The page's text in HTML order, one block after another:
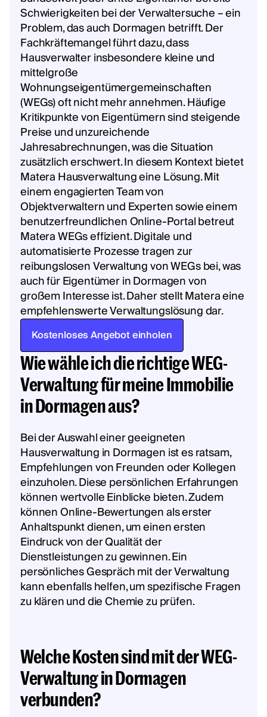
Schwierigkeiten bei der Verwaltersuche – ein
Problem, das auch Dormagen betrifft. Der
Fachkräftemangel führt dazu, dass
Hausverwalter insbesondere kleine und
mittelgroße
Wohnungseigentümergemeinschaften
(WEGs) oft nicht mehr annehmen. Häufige
Kritikpunkte von Eigentümern sind steigende
Preise und unzureichende
Jahresabrechnungen, was die Situation
zusätzlich erschwert. In diesem Kontext bietet
Matera Hausverwaltung eine Lösung. Mit
einem engagierten Team von
Objektverwaltern und Experten sowie einem
benutzerfreundlichen Online-Portal betreut
Matera WEGs effizient. Digitale und
automatisierte Prozesse tragen zur
reibungslosen Verwaltung von WEGs bei, was
auch für Eigentümer in Dormagen von
großem Interesse ist. Daher stellt Matera eine
empfehlenswerte Verwaltungslösung dar.
Kostenloses Angebot einholen
Wie wähle ich die richtige WEG-
Verwaltung für meine Immobilie
in Dormagen aus?
Bei der Auswahl einer geeigneten
Hausverwaltung in Dormagen ist es ratsam,
Empfehlungen von Freunden oder Kollegen
einzuholen. Diese persönlichen Erfahrungen
können wertvolle Einblicke bieten. Zudem
können Online-Bewertungen als erster
Anhaltspunkt dienen, um einen ersten
Eindruck von der Qualität der
Dienstleistungen zu gewinnen. Ein
persönliches Gespräch mit der Verwaltung
kann ebenfalls helfen, um spezifische Fragen
zu klären und die Chemie zu prüfen.
Welche Kosten sind mit der WEG-
Verwaltung in Dormagen
verbunden?